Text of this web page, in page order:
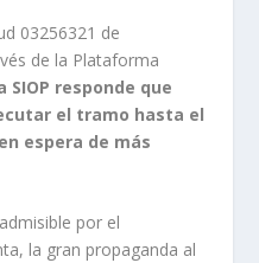
03256321 de
de la Plataforma
SIOP responde que
el tramo hasta el
espera de más
por el
la gran propaganda al